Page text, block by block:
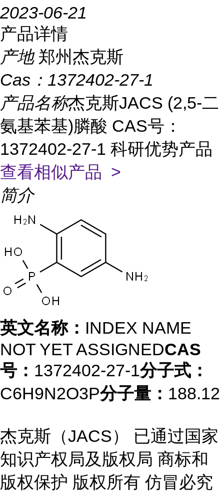
2023-06-21
产品详情
产地 郑州杰克斯
Cas： 1372402-27-1
产品名称杰克斯JACS (2,5-二
氨基苯基)膦酸 CAS号：
1372402-27-1 科研优势产品
查看相似产品 >
简介
英文名称： INDEX NAME
NOT YET ASSIGNEDCAS
号： 1372402-27-1分子式：
C6H9N2O3P分子量： 188.12
杰克斯（JACS） 已通过国家
知识产权局及版权局 商标和
版权保护 版权所有 仿冒必究